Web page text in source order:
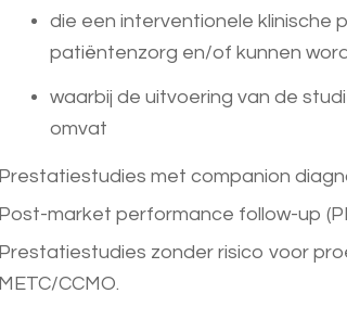
die een interventionele klinische
patiëntenzorg en/of kunnen
waarbij de uitvoering van de
omvat
Prestatiestudies met companion
Post-market performance follow-up
Prestatiestudies zonder risico voor
METC/CCMO.